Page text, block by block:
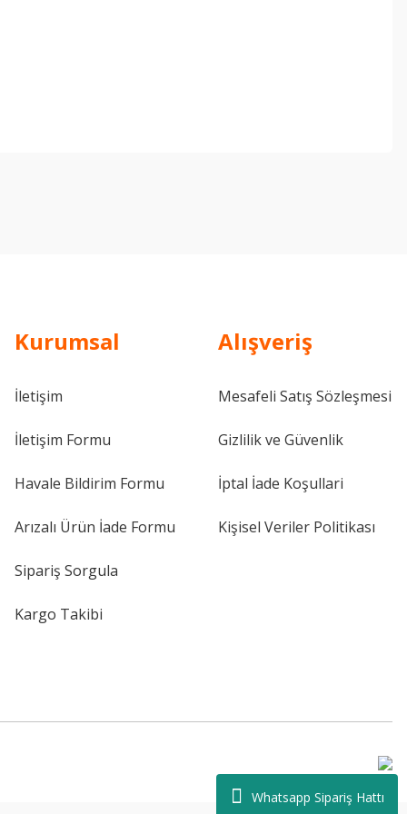
Whatsapp Sipariş Hattı
Kurumsal
İletişim
İletişim Formu
Havale Bildirim Formu
Arızalı Ürün İade Formu
Sipariş Sorgula
Kargo Takibi
Alışveriş
Mesafeli Satış Sözleşmesi
Gizlilik ve Güvenlik
İptal İade Koşullari
Kişisel Veriler Politikası